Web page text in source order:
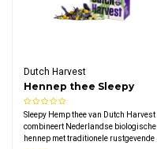
Dutch Harvest
Hennep thee Sleepy
Hemp Bio
Sleepy Hemp thee van Dutch Harvest
combineert Nederlandse biologische
hennep met traditionele rustgevende